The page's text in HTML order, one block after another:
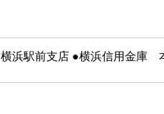
浜駅前支店 ●横浜信用金庫